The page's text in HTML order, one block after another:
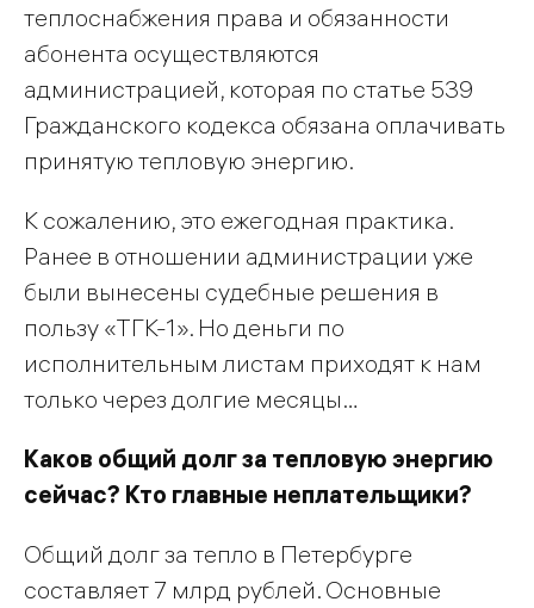
теплоснабжения права и обязанности
абонента осуществляются
администрацией, которая по статье 539
Гражданского кодекса обязана оплачивать
принятую тепловую энергию.
К сожалению, это ежегодная практика.
Ранее в отношении администрации уже
были вынесены судебные решения в
пользу «ТГК-1». Но деньги по
исполнительным листам приходят к нам
только через долгие месяцы…
Каков общий долг за тепловую энергию
сейчас? Кто главные неплательщики?
Общий долг за тепло в Петербурге
составляет 7 млрд рублей. Основные